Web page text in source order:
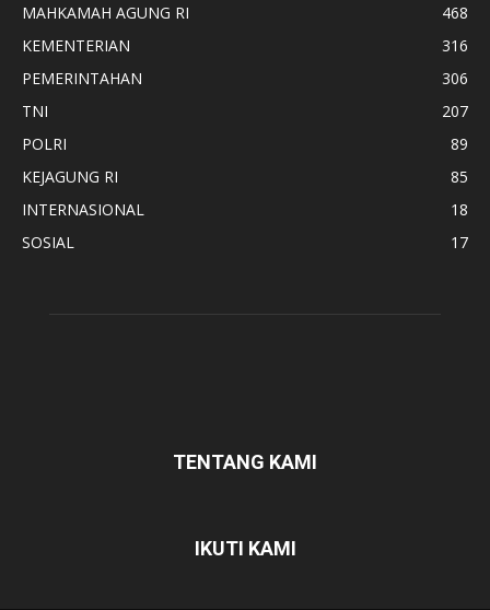
MAHKAMAH AGUNG RI
468
KEMENTERIAN
316
PEMERINTAHAN
306
TNI
207
POLRI
89
KEJAGUNG RI
85
INTERNASIONAL
18
SOSIAL
17
TENTANG KAMI
IKUTI KAMI